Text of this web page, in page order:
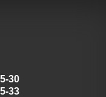
30
33